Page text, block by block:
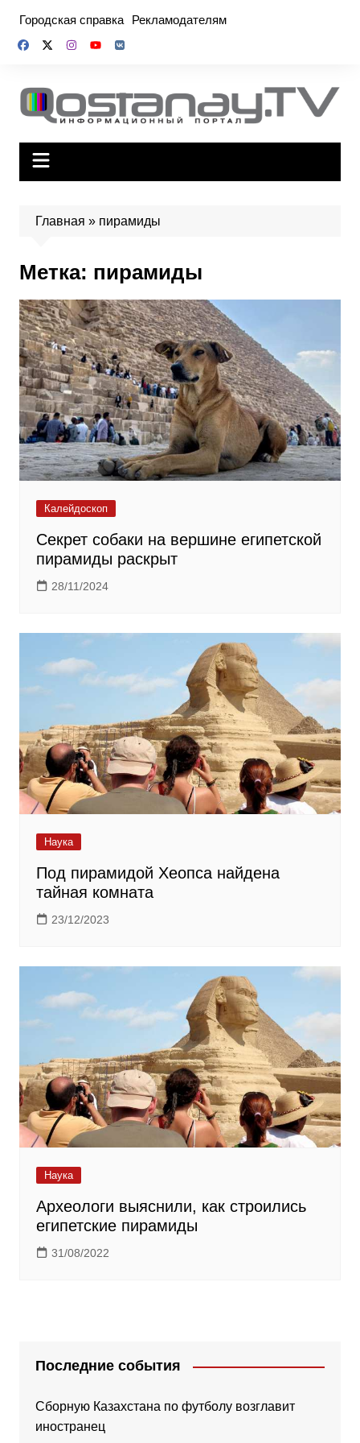
содержимому
Городская справка Рекламодателям
Главная » пирамиды
Метка: пирамиды
Калейдоскоп
Секрет собаки на вершине египетской
пирамиды раскрыт
28/11/2024
Наука
Под пирамидой Хеопса найдена
тайная комната
23/12/2023
Наука
Археологи выяснили, как строились
египетские пирамиды
31/08/2022
Последние события
Сборную Казахстана по футболу возглавит
иностранец